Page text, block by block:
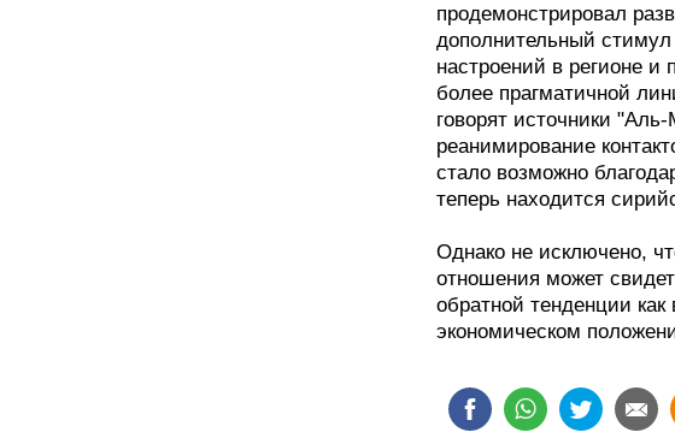
продемонстрировал
дополнительный
настроений в регионе и
более прагматичной
говорят источники
реанимирование
стало возможно
теперь находится
Однако не исключено,
отношения может
обратной тенденции
экономическом